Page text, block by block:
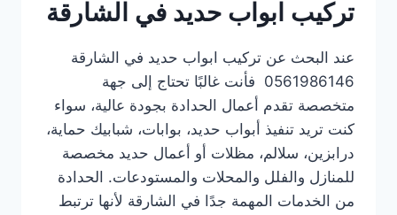
تركيب ابواب حديد في الشارقة
عند البحث عن تركيب ابواب حديد في الشارقة
0561986146 فأنت غالبًا تحتاج إلى جهة
متخصصة تقدم أعمال الحدادة بجودة عالية، سواء
كنت تريد تنفيذ أبواب حديد، بوابات، شبابيك حماية،
درابزين، سلالم، مظلات أو أعمال حديد مخصصة
للمنازل والفلل والمحلات والمستودعات. الحدادة
من الخدمات المهمة جدًا في الشارقة لأنها ترتبط